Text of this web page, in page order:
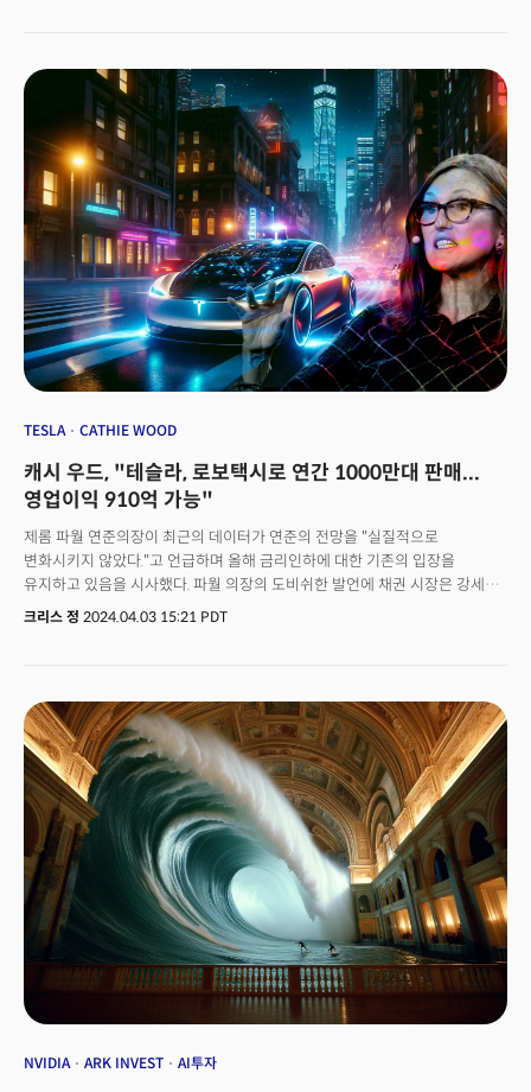
분야에서는 AI가 전 산업에 미칠 포괄적 영향과 더불어 실제 기업들이
적극적으로 활용하기 시작한 ‘AI 에이전트(agent, 대리인)’ 분야를 집중
조명했다. 딥시크 쇼크와 미국과 중국의 AI 패권 전쟁, 오픈AI와 소프트뱅크
그룹이 주도하는 대규모 AI 데이터센터 구축 프로젝트 ‘스타게이트’에서 볼 수
있듯 2025년은 전 세계 정부, 기업이 AI 경쟁력 확보를 위해 질주하는 한 해가
될 전망이다. 아크 인베스트가 예측한 AI 산업 전망 10개를 정리했다.
TESLA CATHIE WOOD
캐시 우드, "테슬라, 로보택시로 연간 1000만대 판매...
영업이익 910억 가능"
제롬 파월 연준의장이 최근의 데이터가 연준의 전망을 "실질적으로
변화시키지 않았다."고 언급하며 올해 금리인하에 대한 기존의 입장을
유지하고 있음을 시사했다. 파월 의장의 도비쉬한 발언에 채권 시장은 강세로
전환, 국채 금리는 다시 하락했다. 최근 인플레이션 데이터와 견고한 경제
있어 금리인하에 대한 회의론은 유지됐다. 실제 벤치마크 10년 만기 국채
수익률은 올해 고점인 4.36%에서 유지됐으며 유가는 석유 카르텔의 감산
유지에 올해 고점을 경신했다. 월가는 파월 의장의 발언에도 올해 3번에서
2번의 금리인하에 더 무게를 두는 분위기다. 특히 경제가 여전히 견고한
성장세를 유지하고 있다는 점을 고려할때 너무 이른 금리인하는 1970년대의
인플레이션을 재현할 수 있다는 전망이다. 혼재된 데이터를 배경으로 연준의
금리인하에 대한 많은 추측이 제기되면서 시장에 약간의 변동이 있을 것이란
관측이다. BMO 캐피탈은 시장에 조정보다는 약간의 보합세가 있을 것이란
전망이다. 씨티그룹 역시 미 주식시장에 지속적인 수요가 나타나고 있어
"최근의 하락 이후 랠리가 재개될 수 있다."는 입장을 밝혔다 .
크리스 정 2024.04.03 15:21 PDT
NVIDIA ARK INVEST AI투자